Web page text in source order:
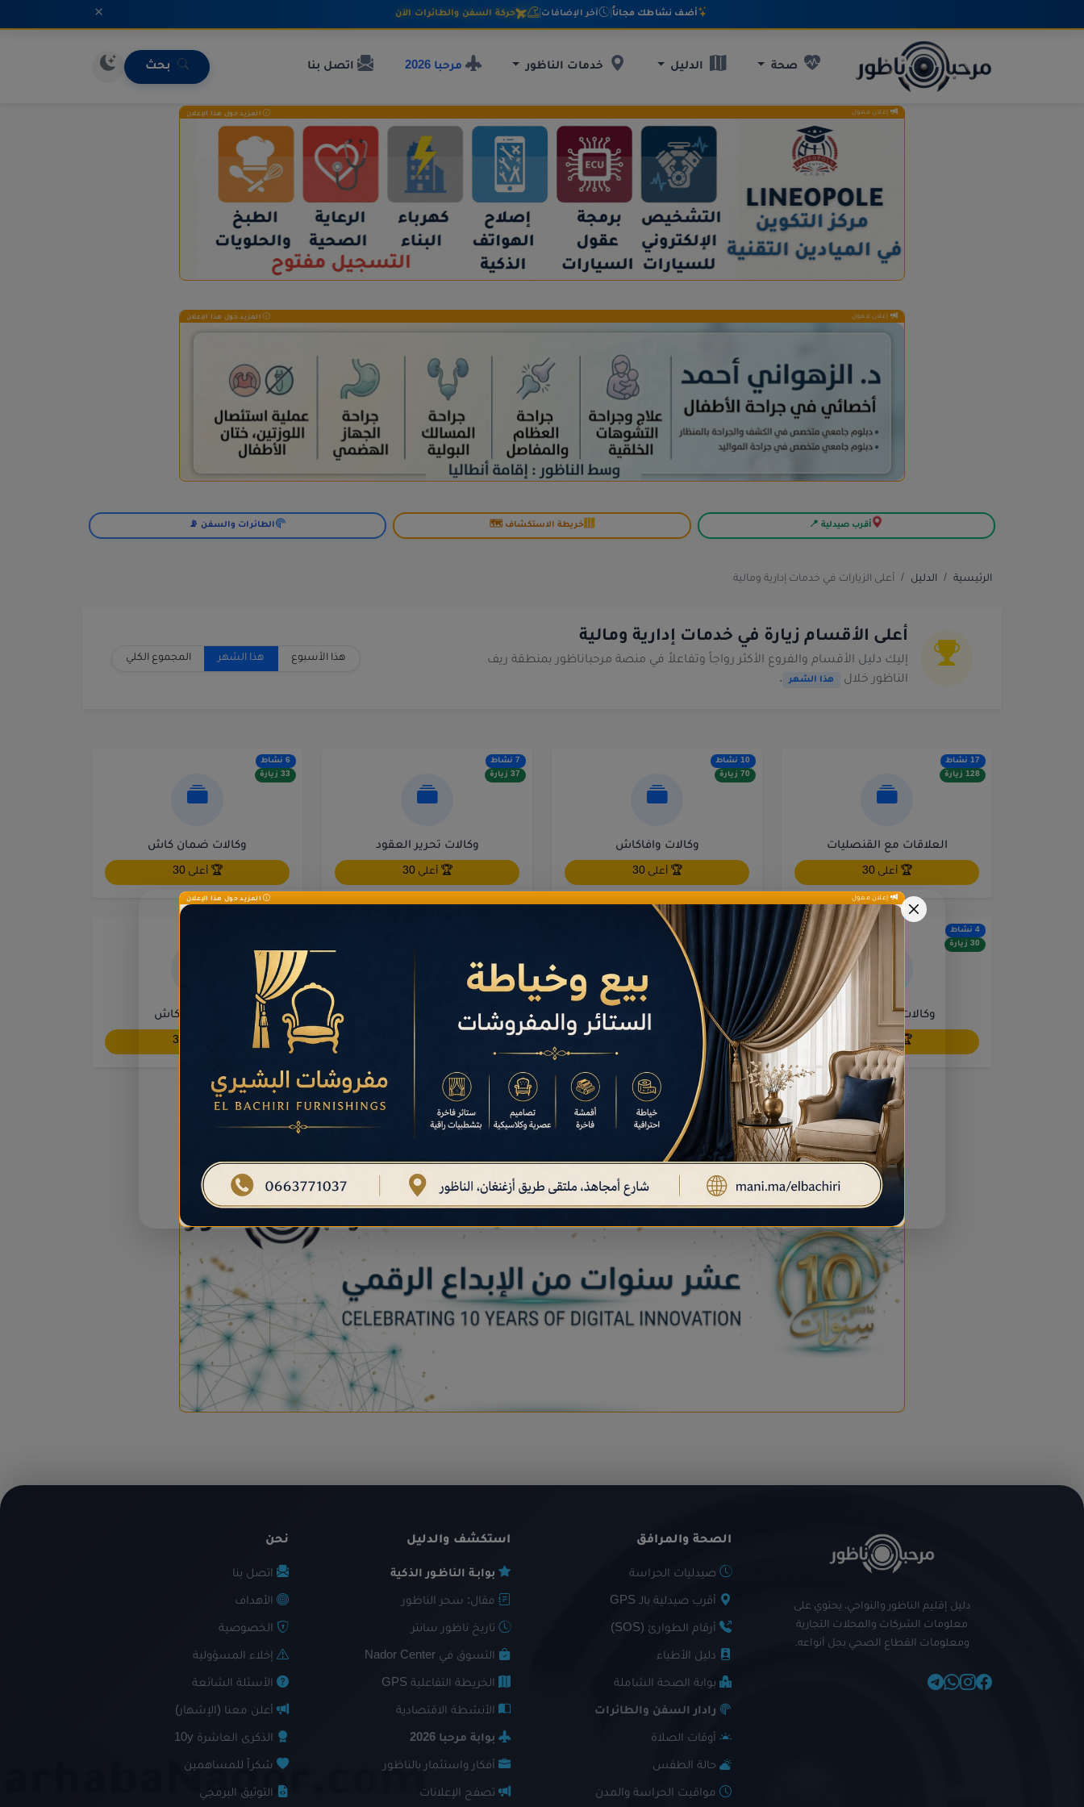
أضف نشاطك مجاناً | آخر الإضافات | حركة السفن والطائرات الآن ×
صحة الدليل خدمات الناظور مرحبا 2026 اتصل بنا بحث
إعلان ممول المزيد حول هذا الإعلان
إعلان ممول المزيد حول هذا الإعلان
أقرب صيدلية 📍 خريطة الاستكشاف 🗺️ الطائرات والسفن 📡
الرئيسية الدليل أعلى الزيارات في خدمات إدارية ومالية
أعلى الأقسام زيارة في خدمات إدارية ومالية
إليك دليل الأقسام والفروع الأكثر رواجاً وتفاعلاً في منصة مرحباناظور بمنطقة ريف
الناظور خلال
هذا الشهر .
هذا الأسبوع هذا الشهر المجموع الكلي
17 نشاط
128 زيارة
العلاقات مع القنصليات
🏆 أعلى 30
10 نشاط
70 زيارة
وكالات وافاكاش
🏆 أعلى 30
7 نشاط
37 زيارة
وكالات تحرير العقود
🏆 أعلى 30
6 نشاط
33 زيارة
وكالات ضمان كاش
🏆 أعلى 30
4 نشاط
30 زيارة
وكالات كاش بلوس
🏆 أعلى 30
تحويل الأموال شركات المحاسبة وكالات بريد كاش
إعلان خاص بمرحباناظور المزيد حول هذا الإعلان
دليل إقليم الناظور والنواحي، يحتوي على
معلومات الشركات والمحلات التجارية
ومعلومات القطاع الصحي بجل أنواعه.
الصحة والمرافق
صيدليات الحراسة
أقرب صيدلية بالـ GPS
أرقام الطوارئ (SOS)
دليل الأطباء
بوابة الصحة الشاملة
رادار السفن والطائرات
أوقات الصلاة
حالة الطقس
مواقيت الحراسة والمدن
استكشف والدليل
بوابـة الناظـور الذكية
مقال: سحر الناظور
تاريخ ناظور سانتر
التسوق في Nador Center
الخريطة التفاعلية GPS
الأنشطة الاقتصادية
بوابة مرحبا 2026
أفكار واستثمار بالناظور
تصفح الإعلانات
نحن
اتصل بنا
الأهداف
الخصوصية
إخلاء المسؤولية
الأسئلة الشائعة
أعلن معنا (الإشهار)
الذكرى العاشرة 10y
شكراً للمساهمين
التوثيق البرمجي
إعلان ممول المزيد حول هذا الإعلان